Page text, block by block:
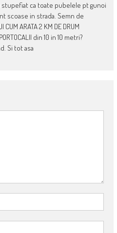
stupefiat ca toate pubelele pt gunoi
scoase in strada. Semn de
CUM ARATA 2 KM DE DRUM
din 10 in 10 metri?
Si tot asa